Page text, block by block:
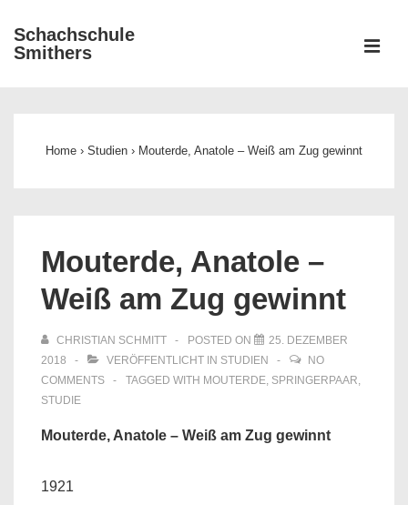
Zum
Inhalt
Schachschule
Smithers
Home › Studien › Mouterde, Anatole – Weiß am Zug gewinnt
Mouterde, Anatole –
Weiß am Zug gewinnt
CHRISTIAN SCHMITT POSTED ON
25. DEZEMBER
2018
VERÖFFENTLICHT IN STUDIEN
NO
COMMENTS
TAGGED WITH MOUTERDE, SPRINGERPAAR,
STUDIE
Mouterde, Anatole – Weiß am Zug gewinnt
1921